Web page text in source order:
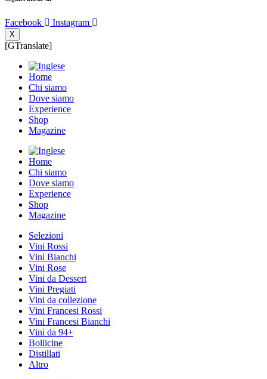
Facebook Instagram
X
[GTranslate]
Home
Chi siamo
Dove siamo
Experience
Shop
Magazine
Home
Chi siamo
Dove siamo
Experience
Shop
Magazine
Selezioni
Vini Rossi
Vini Bianchi
Vini Rose
Vini da Dessert
Vini Pregiati
Vini da collezione
Vini Francesi Rossi
Vini Francesi Bianchi
Vini da 94+
Bollicine
Distillati
Altro